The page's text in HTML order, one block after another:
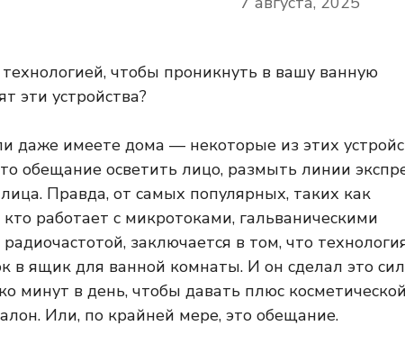
чтобы проникнуть в вашу ванную
эти устройства?
даже имеете дома — некоторые из этих
обещание осветить лицо, размыть линии
Правда, от самых популярных, таких как
работает с микротоками, гальваническими
заключается в том, что
в ящик для ванной комнаты. И он сделал это
минут в день, чтобы давать плюс косметической
Или, по крайней мере, это обещание.